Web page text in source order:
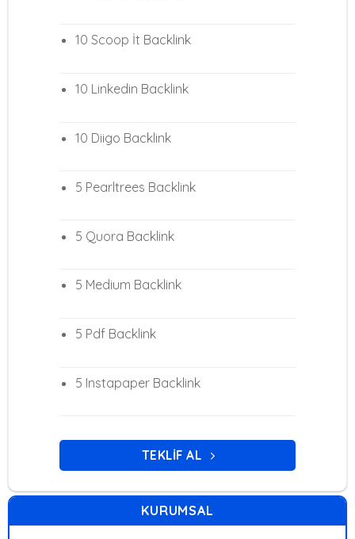
10 Scoop İt Backlink
10 Linkedin Backlink
10 Diigo Backlink
5 Pearltrees Backlink
5 Quora Backlink
5 Medium Backlink
5 Pdf Backlink
5 Instapaper Backlink
TEKLIF AL
KURUMSAL